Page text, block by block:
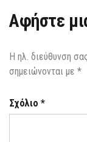
Αφήστε
Η ηλ. διεύθυνση
σημειώνονται με *
Σχόλιο *